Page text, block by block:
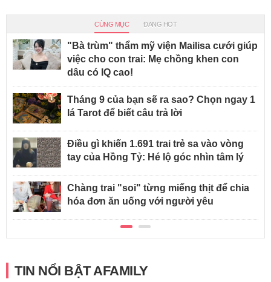
CÙNG MỤC ĐANG HOT
"Bà trùm" thẩm mỹ viện Mailisa cưới giúp
việc cho con trai: Mẹ chồng khen con
dâu có IQ cao!
Tháng 9 của bạn sẽ ra sao? Chọn ngay 1
lá Tarot để biết câu trả lời
Điều gì khiến 1.691 trai trẻ sa vào vòng
tay của Hồng Tỷ: Hé lộ góc nhìn tâm lý
Chàng trai "soi" từng miếng thịt để chia
hóa đơn ăn uống với người yêu
TIN NỔI BẬT AFAMILY